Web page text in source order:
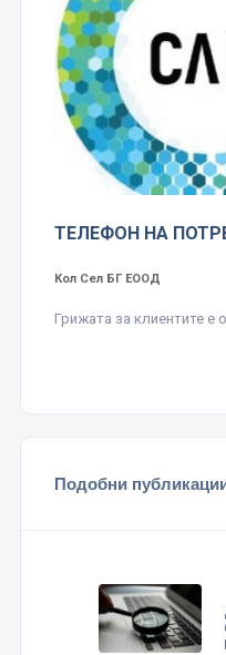
ТЕЛЕФОН НА
Кол Сел БГ ЕООД
Грижата за клиентите е
Подобни